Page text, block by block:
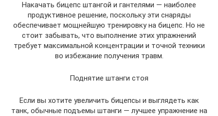
Накачать бицепс штангой и гантелями — наиболее
продуктивное решение, поскольку эти снаряды
обеспечивает мощнейшую тренировку на бицепс. Но не
стоит забывать, что выполнение этих упражнений
требует максимальной концентрации и точной техники
во избежание получения травм.
Поднятие штанги стоя
Если вы хотите увеличить бицепсы и выглядеть как
танк, обычные подъемы штанги — лучшее упражнение на